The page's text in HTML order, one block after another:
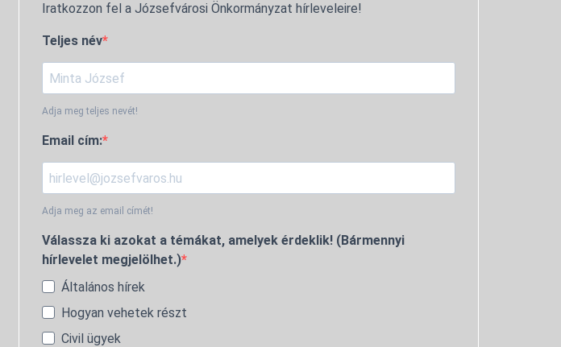
Iratkozzon fel a Józsefvárosi Önkormányzat hírleveleire!
Teljes név
Adja meg teljes nevét!
Email cím:
Adja meg az email címét!
Válassza ki azokat a témákat, amelyek érdeklik! (Bármennyi
hírlevelet megjelölhet.)
Általános hírek
Hogyan vehetek részt
Civil ügyek